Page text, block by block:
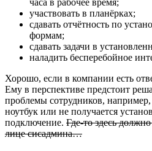
часа в рабочее время;
участвовать в планёрках;
сдавать отчётность по
формам;
сдавать задачи в
наладить бесперебойное
Хорошо, если в компании есть
Ему в перспективе предстоит
проблемы сотрудников, например,
ноутбук или не получается
подключение. Где-то здесь
лице сисадмина…